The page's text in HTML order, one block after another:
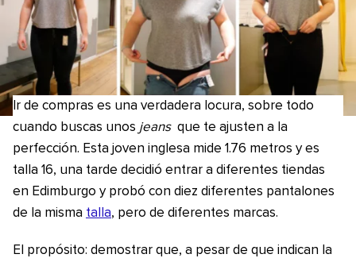
Ir de compras es una verdadera locura, sobre todo
cuando buscas unos jeans que te ajusten a la
perfección. Esta joven inglesa mide 1.76 metros y es
talla 16, una tarde decidió entrar a diferentes tiendas
en Edimburgo y probó con diez diferentes pantalones
de la misma talla, pero de diferentes marcas.
El propósito: demostrar que, a pesar de que indican la